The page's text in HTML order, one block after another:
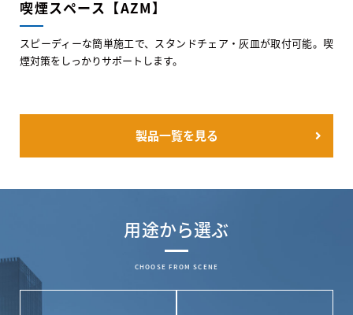
喫煙スペース【AZM】
スピーディーな簡単施工で、スタンドチェア・灰皿が取付可能。喫
煙対策をしっかりサポートします。
製品一覧を見る
用途から選ぶ
CHOOSE FROM SCENE